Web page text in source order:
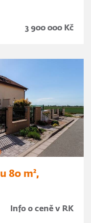
3 900 000 Kč
80 m²,
Info o ceně v RK